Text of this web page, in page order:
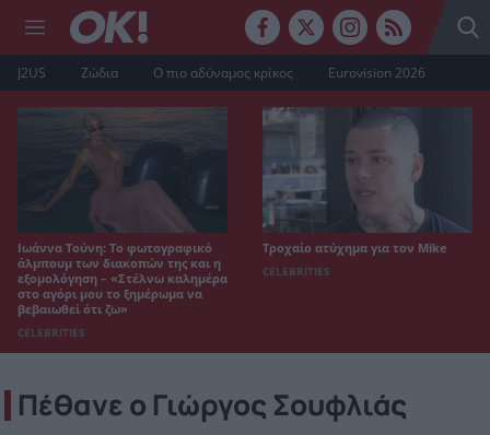
J2US Ζώδια Ο πιο αδύναμος κρίκος Eurovision 2026
Ιωάννα Τούνη: Το φωτογραφικό
άλμπουμ των διακοπών της και η
εξομολόγηση – «Στέλνω καλημέρα
στο αγόρι μου το ξημέρωμα να
βεβαιωθεί ότι ζω»
CELEBRITIES
Τροχαίο ατύχημα για τον Mike
CELEBRITIES
Πέθανε ο Γιώργος Σουφλιάς